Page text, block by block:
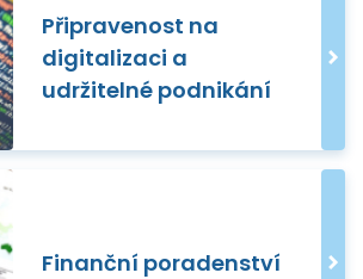
Připravenost na
digitalizaci a
udržitelné podnikání
Finanční poradenství